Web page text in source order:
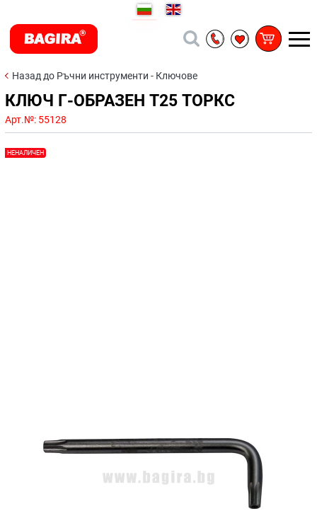
Назад до Ръчни инструменти - Ключове
КЛЮЧ Г-ОБРАЗЕН Т25 ТОРКС
Арт.№: 55128
НЕНАЛИЧЕН